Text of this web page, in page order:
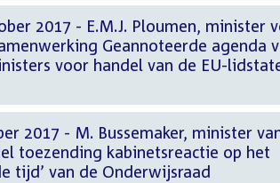
2017 - E.M.J. Ploumen, minister
Geannoteerde agenda
voor handel van de EU-
2017 - M. Bussemaker, minister
toezending kabinetsreactie op het
tijd’ van de Onderwijsraad